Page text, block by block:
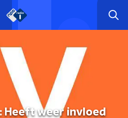
Heeft weer invloed